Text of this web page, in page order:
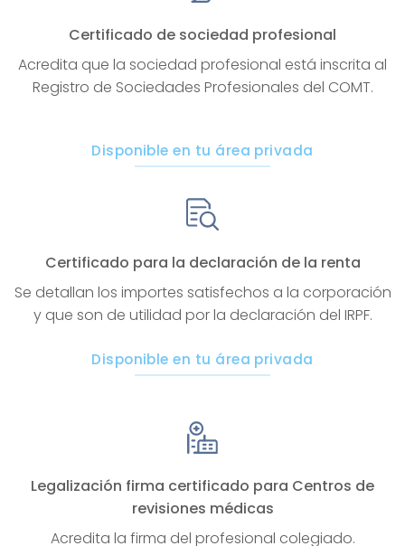
Certificado de sociedad profesional
Acredita que la sociedad profesional está inscrita al
Registro de Sociedades Profesionales del COMT.
Disponible en tu área privada
Certificado para la declaración de la renta
Se detallan los importes satisfechos a la corporación
y que son de utilidad por la declaración del IRPF.
Disponible en tu área privada
Legalización firma certificado para Centros de
revisiones médicas
Acredita la firma del profesional colegiado.